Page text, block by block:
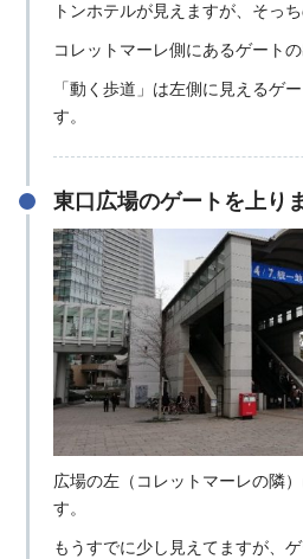
トンホテルが見えますが、そっ
コレットマーレ側にあるゲート
「動く歩道」は左側に見えるゲ
す。
東口広場のゲートを上り
広場の左（コレットマーレの隣
す。
もうすでに少し見えてますが、